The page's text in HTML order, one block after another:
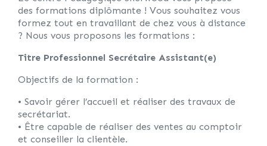
des formations diplômante ! Vous souhaitez vous
formez tout en travaillant de chez vous à distance
? Nous vous proposons les formations :
Titre Professionnel Secrétaire Assistant(e)
Objectifs de la formation :
• Savoir gérer l’accueil et réaliser des travaux de
secrétariat.
• Être capable de réaliser des ventes au comptoir
et conseiller la clientèle.